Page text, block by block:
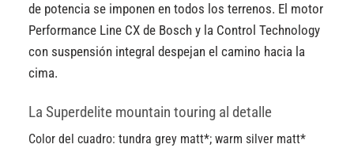
de potencia se imponen en todos los terrenos. El motor
Performance Line CX de Bosch y la Control Technology
con suspensión integral despejan el camino hacia la
cima.
La Superdelite mountain touring al detalle
Color del cuadro:tundra grey matt*; warm silver matt*